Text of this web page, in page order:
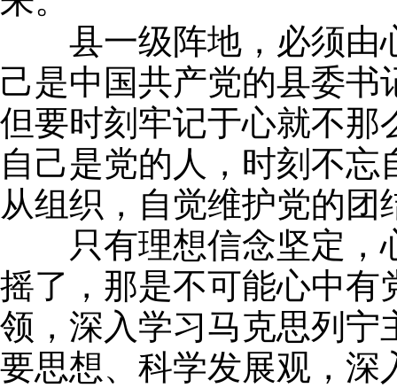
县一级阵地，必须由心
己是中国共产党的县委
但要时刻牢记于心就不那
自己是党的人，时刻不
从组织，自觉维护党的团
只有理想信念坚定，心
摇了，那是不可能心中有
领，深入学习马克思列宁
要思想、科学发展观，深